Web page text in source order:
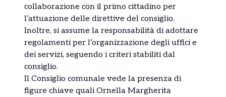
collaborazione con il primo cittadino per
l’attuazione delle direttive del consiglio.
Inoltre, si assume la responsabilità di adottare
regolamenti per l’organizzazione degli uffici e
dei servizi, seguendo i criteri stabiliti dal
consiglio.
Il Consiglio comunale vede la presenza di
figure chiave quali Ornella Margherita